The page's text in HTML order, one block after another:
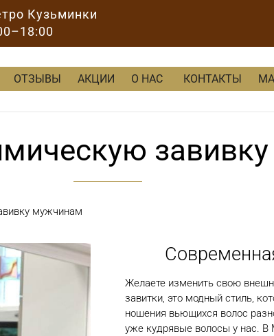
Кузьминки
ОТЗЫВЫ АКЦИИ О НАС КОНТАКТЫ
мужчинам
Желаете изменить свою
завитки, это модный стиль,
ношения вьющихся волос
уже кудрявые волосы у нас. В